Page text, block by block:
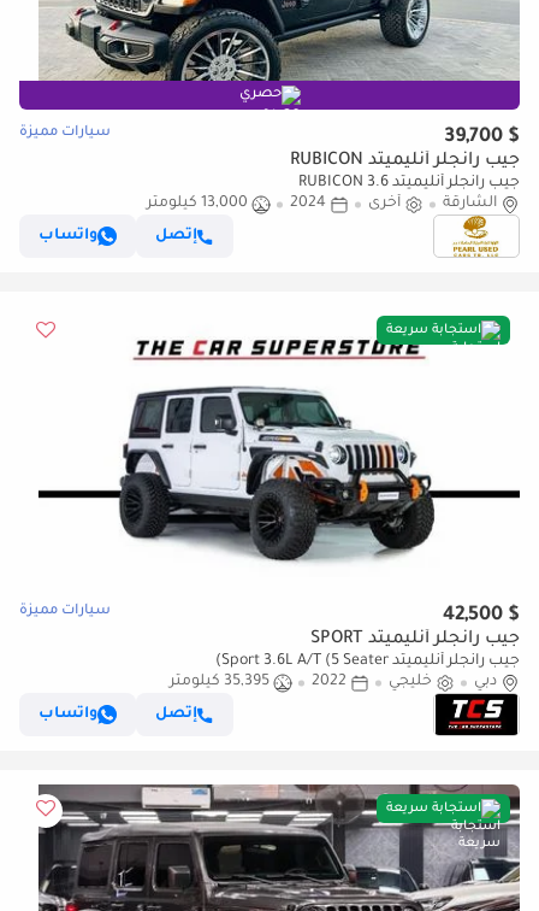
حصري
$ 39,700 سيارات مميزة
جيب رانجلر أنليميتد RUBICON
جيب رانجلر أنليميتد RUBICON 3.6
الشارقة
أخرى 2024
13,000 كيلومتر
إتصل
واتساب
استجابة سريعة
$ 42,500 سيارات مميزة
جيب رانجلر أنليميتد SPORT
جيب رانجلر أنليميتد Sport 3.6L A/T (5 Seater)
دبي
خليجي 2022
35,395 كيلومتر
إتصل
واتساب
استجابة سريعة